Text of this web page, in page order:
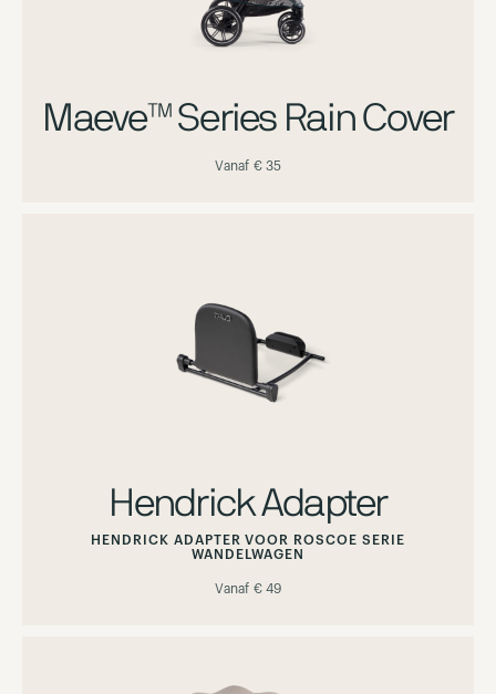
Maeve™ Series Rain Cover
Vanaf € 35
Hendrick Adapter
HENDRICK ADAPTER VOOR ROSCOE SERIE
WANDELWAGEN
Vanaf € 49